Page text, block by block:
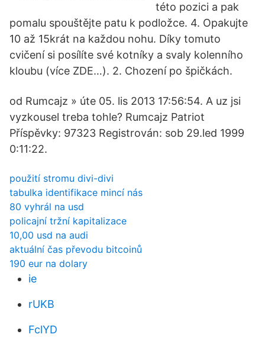
této pozici a pak
pomalu spouštějte patu k podložce. 4. Opakujte
10 až 15krát na každou nohu. Díky tomuto
cvičení si posílíte své kotníky a svaly kolenního
kloubu (více ZDE…). 2. Chození po špičkách.
od Rumcajz » úte 05. lis 2013 17:56:54. A uz jsi
vyzkousel treba tohle? Rumcajz Patriot
Příspěvky: 97323 Registrován: sob 29.led 1999
0:11:22.
použití stromu divi-divi
tabulka identifikace mincí nás
80 vyhrál na usd
policajní tržní kapitalizace
10,00 usd na audi
aktuální čas převodu bitcoinů
190 eur na dolary
ie
rUKB
FclYD